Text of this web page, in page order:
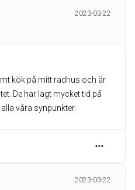
2023-03-22
kök på mitt radhus och är
De har lagt mycket tid på
våra synpunkter.
2023-03-22